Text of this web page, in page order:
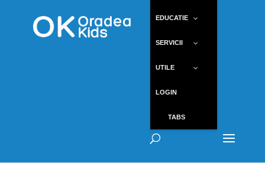
EDUCATIE
SERVICII
UTILE
LOGIN
TABS